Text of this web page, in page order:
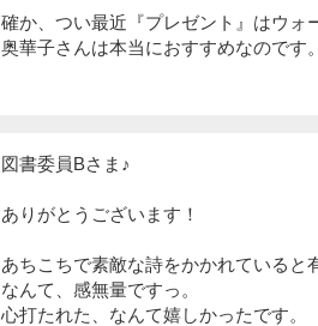
確か、つい最近『プレゼント』はウォ
奥華子さんは本当におすすめなのです。
図書委員Bさま♪
ありがとうございます！
あちこちで素敵な詩をかかれていると
なんて、感無量ですっ。
心打たれた、なんて嬉しかったです。